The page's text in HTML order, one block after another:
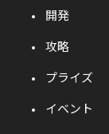
開発
攻略
プライズ
イベント